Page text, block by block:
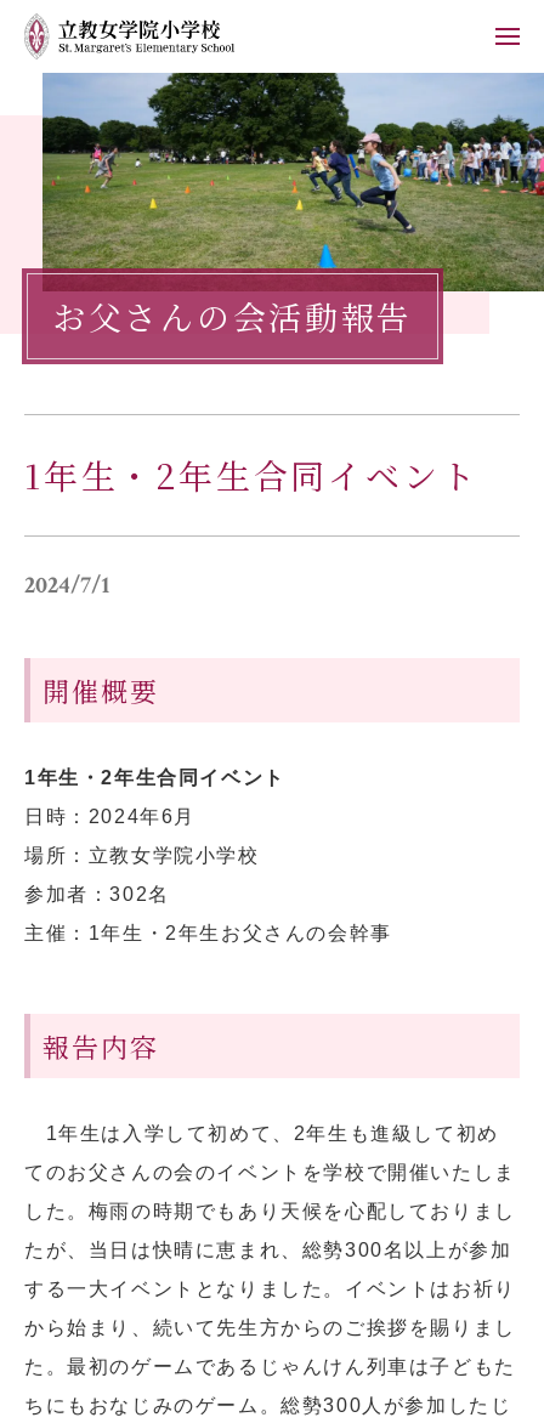
学校紹介
小学校の教育
学校生活
小学校だより
採用情報
関連リンク
個人情報の取り扱いについて
閉じる
お父さんの会活動報告
1年生・2年生合同イベント
2024/7/1
開催概要
1年生・2年生合同イベント
日時：2024年6月
場所：立教女学院小学校
参加者：302名
主催：1年生・2年生お父さんの会幹事
報告内容
1年生は入学して初めて、2年生も進級して初め
てのお父さんの会のイベントを学校で開催いたしま
した。梅雨の時期でもあり天候を心配しておりまし
たが、当日は快晴に恵まれ、総勢300名以上が参加
する一大イベントとなりました。イベントはお祈り
から始まり、続いて先生方からのご挨拶を賜りまし
た。最初のゲームであるじゃんけん列車は子どもた
ちにもおなじみのゲーム。総勢300人が参加したじ